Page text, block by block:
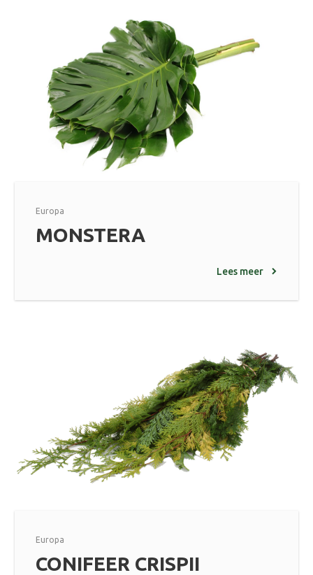
Europa
MONSTERA
Lees meer
Europa
CONIFEER CRISPII